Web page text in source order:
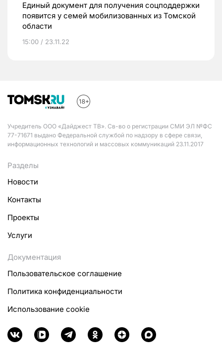
Единый документ для получения соцподдержки
появится у семей мобилизованных из Томской
области
15:00 / 23.11.22
Учредитель ООО «Дайджест ТВ». Св-во о регистрации СМИ ЭЛ №ФС
77-71671 выдано Федеральной службой по надзору в сфере связи,
информационных технологий и массовых коммуникаций 23.11.2017
Разделы
Новости
Контакты
Проекты
Услуги
Документация
Пользовательское соглашение
Политика конфиденциальности
Использование cookie